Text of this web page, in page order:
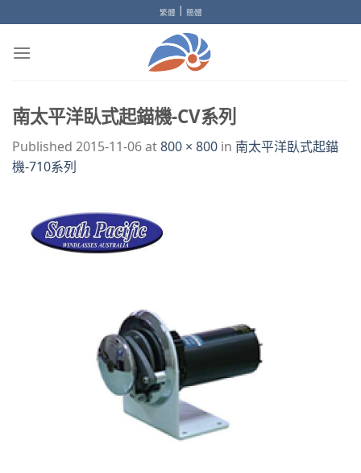
to
content
繁體 | 簡體
南太平洋臥式起錨機-CV系列
Published 2015-11-06at800 × 800 in 南太平洋臥式起錨
機-710系列